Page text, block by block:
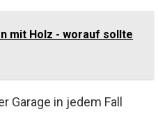
mit Holz - worauf sollte
Garage in jedem Fall